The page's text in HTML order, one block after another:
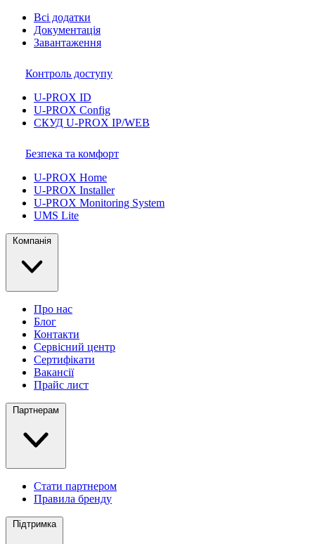
Всі додатки
Документація
Завантаження
Контроль доступу
U-PROX ID
U-PROX Config
СКУД U-PROX IP/WEB
Безпека та комфорт
U-PROX Home
U-PROX Installer
U-PROX Monitoring System
UMS Lite
Компанія
Про нас
Блог
Контакти
Сервісний центр
Сертифікати
Вакансії
Прайс лист
Партнерам
Стати партнером
Правила бренду
Підтримка